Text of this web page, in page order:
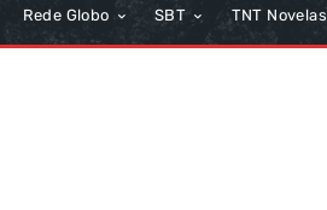
Rede Globo SBT TNT Novelas